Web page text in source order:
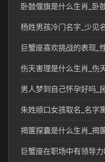
杨姓男孩冷门名字_少见
巨蟹座喜欢挑战的表现_
男人梦到自己怀孕好吗_
朱姓顺口女孩取名_名字
巨蟹座在职场中有领导